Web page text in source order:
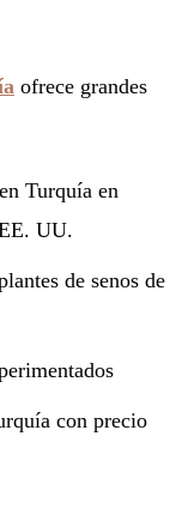
ofrece grandes
Turquía en
UU.
de senos de
con precio